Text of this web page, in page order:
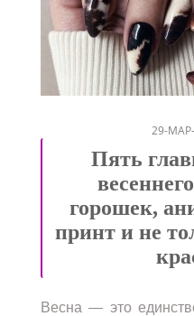
29-
Пять
горошек,
принт и не
Весна — это